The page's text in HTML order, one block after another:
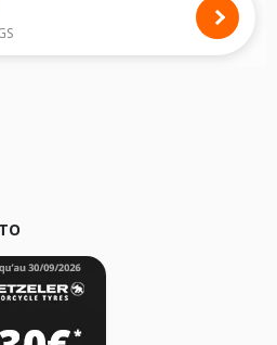
monter des pneus moto avec les
constructeur.
le modèle de votre motoYAMAHA FZ25